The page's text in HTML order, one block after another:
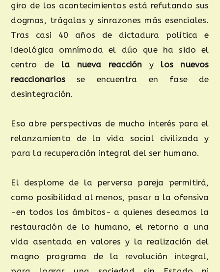
giro de los acontecimientos está refutando sus
dogmas, trágalas y sinrazones más esenciales.
Tras casi 40 años de dictadura política e
ideológica omnímoda el dúo que ha sido el
centro de la nueva reacción y los nuevos
reaccionarios se encuentra en fase de
desintegración.
Eso abre perspectivas de mucho interés para el
relanzamiento de la vida social civilizada y
para la recuperación integral del ser humano.
El desplome de la perversa pareja permitirá,
como posibilidad al menos, pasar a la ofensiva
-en todos los ámbitos- a quienes deseamos la
restauración de lo humano, el retorno a una
vida asentada en valores y la realización del
magno programa de la revolución integral,